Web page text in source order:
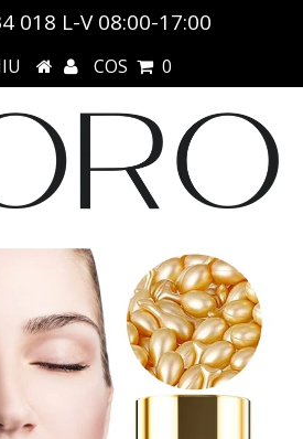
018 L-V 08:00-17:00
COS 0